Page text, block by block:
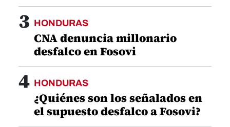
3 HONDURAS
CNA denuncia millonario
desfalco en Fosovi
4 HONDURAS
¿Quiénes son los señalados en
el supuesto desfalco a Fosovi?